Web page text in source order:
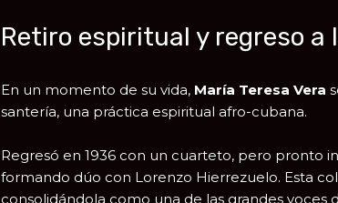
Retiro espiritual y regreso a
En un momento de su vida, María Teresa Vera
santería, una práctica espiritual afro-cubana.
Regresó en 1936 con un cuarteto, pero pronto
formando dúo con Lorenzo Hierrezuelo. Esta
consolidándola como una de las grandes voces